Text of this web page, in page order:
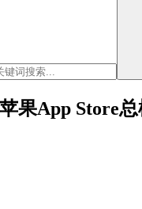
果App Store